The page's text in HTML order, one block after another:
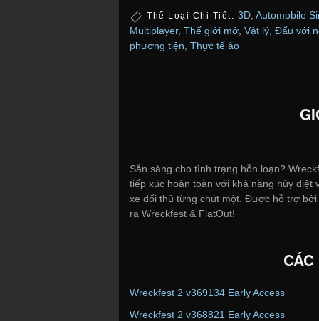
Thể Loại Chi Tiết: 3D, Automobile
Multiplayer, Thế giới mở Vật lý Đấu với
phương tiện Thực tế ảo
Sẵn sàng cho tình trạng hỗn loạn?
tiếp xúc hoàn toàn với khả năng hủy diệt
xe đối thủ từng chút một. Được hỗ trợ
ra Wreckfest & FlatOut!
Wreckfest 2 v369134 Early Access
Wreckfest 2 v368821 Early Access